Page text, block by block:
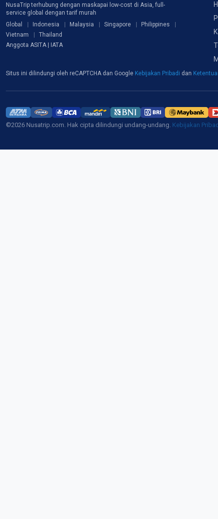
NusaTrip terhubung dengan maskapai low-cost di Asia, full-
service global dengan tarif murah
Global
Indonesia Malaysia Singapore
Philippines
Vietnam
Thailand
Anggota ASITA | IATA
Situs ini dilindungi oleh reCAPTCHA dan Google Kebijakan Pribadi dan
©2026 Nusatrip.com. Hak cipta dilindungi undang-undang. Kebijakan